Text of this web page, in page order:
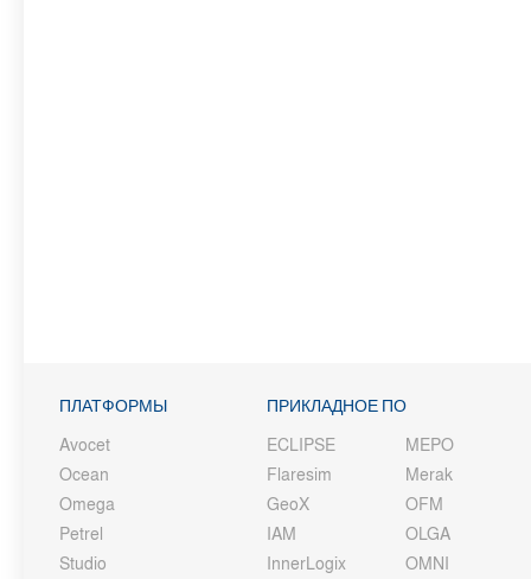
ПЛАТФОРМЫ
Avocet
Ocean
Omega
Petrel
Studio
ПРИКЛАДНОЕ ПО
ECLIPSE
Flaresim
GeoX
IAM
InnerLogix
MEPO
Merak
OFM
OLGA
OMNI